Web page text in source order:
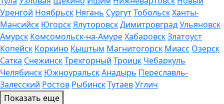
Уренгой Ноябрьск Нягань СургутТобольскХанты-
Мансийск ЮгорскЯлуторовскДимитровградУльяновск
Амурск Комсомольск-на-АмуреХабаровскЗлатоуст
Копейск Коркино Кыштым Магнитогорск Миасс Озерск
Сатка СнежинскТрехгорный Троицк Чебаркуль
Челябинск ЮжноуральскАнадырь Переславль-
Залесский Ростов РыбинскТутаевУглич
Показать еще